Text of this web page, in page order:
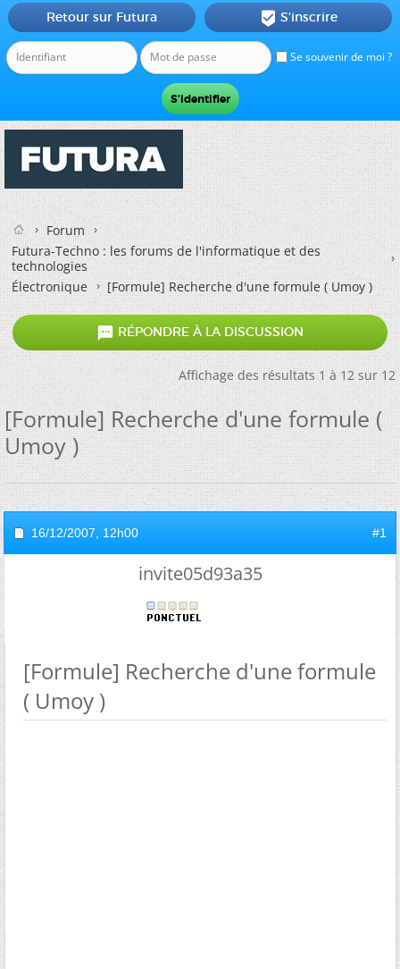
Se souvenir de moi ?
Retour sur Futura  S'inscrire
Forum
Futura-Techno : les forums de l'informatique et des
technologies
Électronique
[Formule] Recherche d'une formule ( Umoy )
 RÉPONDRE À LA DISCUSSION
Affichage des résultats 1 à 12 sur 12
[Formule] Recherche d'une formule (
Umoy )
16/12/2007, 12h00 #1
invite05d93a35
[Formule] Recherche d'une formule
( Umoy )